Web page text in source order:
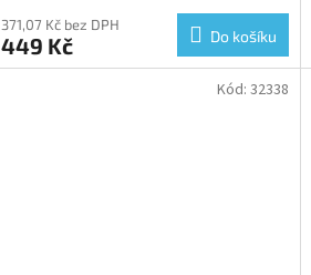
371,07 Kč bez DPH
449 Kč Do košíku
Kód: 32338